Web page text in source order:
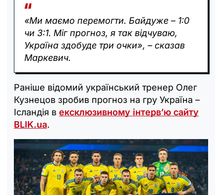
«Ми маємо перемогти. Байдуже – 1:0
чи 3:1. Міг прогноз, я так відчуваю,
Україна здобуде три очки», – сказав
Маркевич.
Раніше відомий український тренер Олег
Кузнецов зробив прогноз на гру Україна –
Ісландія в ексклюзивному інтерв’ю сайту
BLIK.ua.